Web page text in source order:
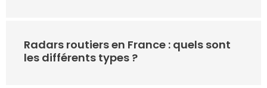
Radars routiers en France : quels sont
les différents types ?